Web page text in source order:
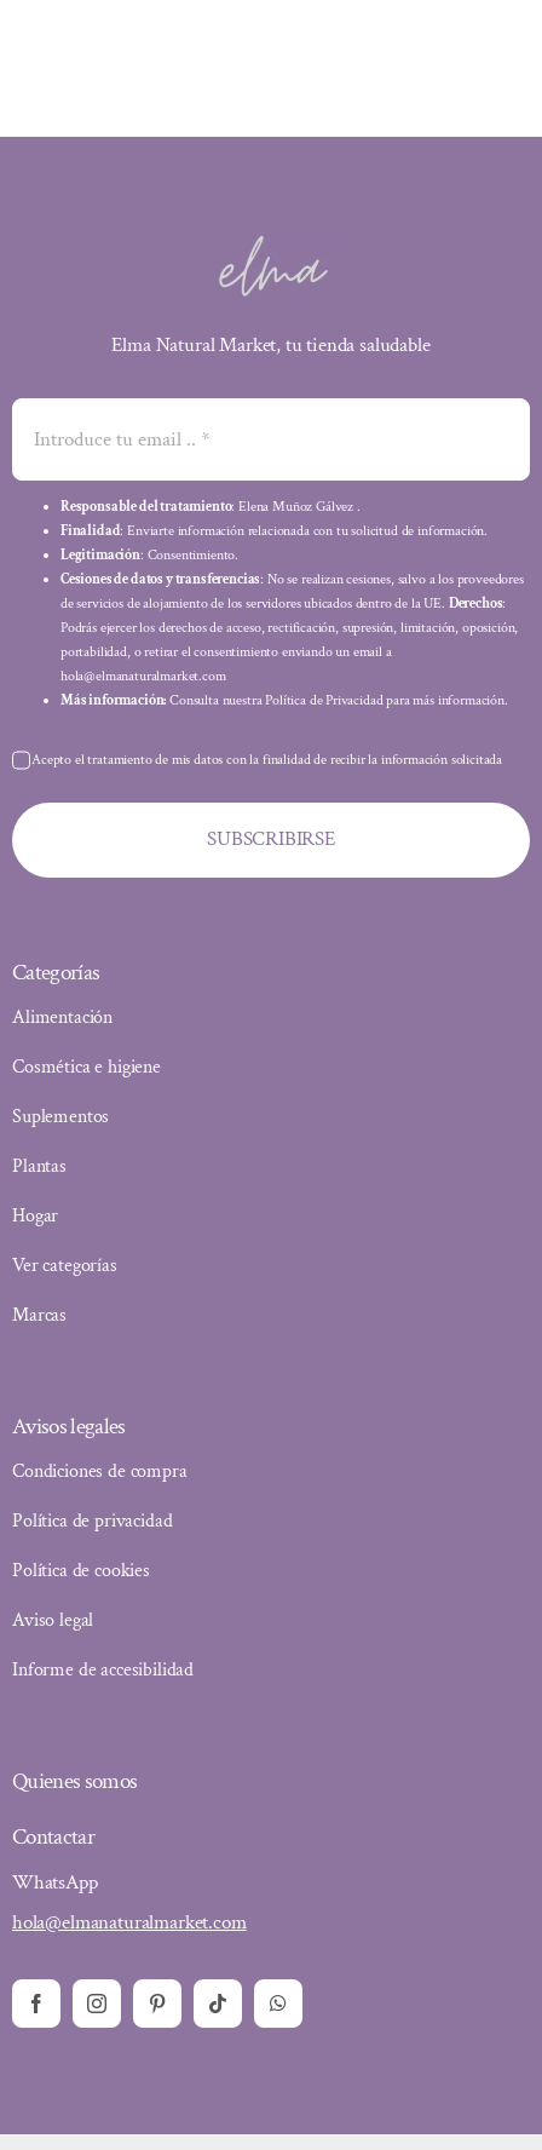
Elma Natural Market, tu tienda saludable
Responsable del tratamiento: Elena Muñoz Gálvez .
Finalidad: Enviarte información relacionada con tu solicitud de información.
Legitimación: Consentimiento.
Cesiones de datos y transferencias: No se realizan cesiones, salvo a los proveedores
de servicios de alojamiento de los servidores ubicados dentro de la UE. Derechos:
Podrás ejercer los derechos de acceso, rectificación, supresión, limitación, oposición,
portabilidad, o retirar el consentimiento enviando un email a
hola@elmanaturalmarket.com
Más información: Consulta nuestra Política de Privacidad para más información.
Acepto el tratamiento de mis datos con la finalidad de recibir la información solicitada
SUBSCRIBIRSE
Categorías
Alimentación
Cosmética e higiene
Suplementos
Plantas
Hogar
Ver categorías
Marcas
Avisos legales
Condiciones de compra
Política de privacidad
Política de cookies
Aviso legal
Informe de accesibilidad
Quienes somos
Contactar
WhatsApp
hola@elmanaturalmarket.com